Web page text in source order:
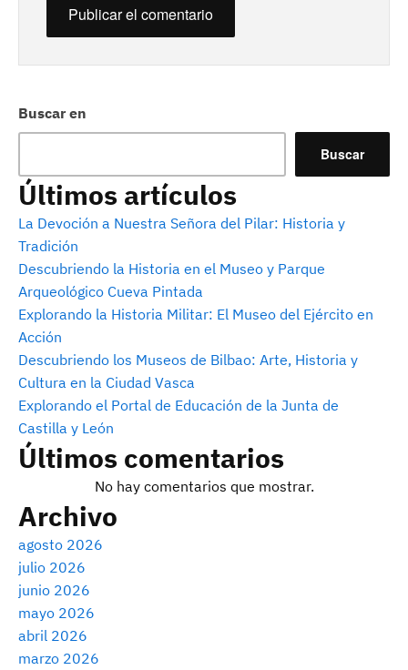
Buscar en
Buscar
Últimos artículos
La Devoción a Nuestra Señora del Pilar: Historia y
Tradición
Descubriendo la Historia en el Museo y Parque
Arqueológico Cueva Pintada
Explorando la Historia Militar: El Museo del Ejército en
Acción
Descubriendo los Museos de Bilbao: Arte, Historia y
Cultura en la Ciudad Vasca
Explorando el Portal de Educación de la Junta de
Castilla y León
Últimos comentarios
No hay comentarios que mostrar.
Archivo
agosto 2026
julio 2026
junio 2026
mayo 2026
abril 2026
marzo 2026